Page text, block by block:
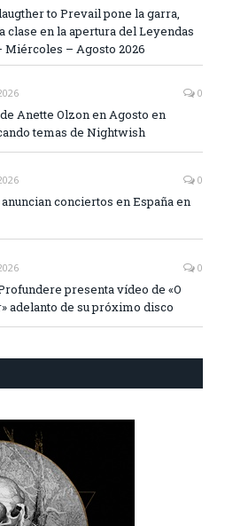
to Prevail pone la garra,
clase en la apertura del Leyendas
Miércoles – Agosto 2026
0
Anette Olzon en Agosto en
temas de Nightwish
0
conciertos en España en
0
presenta vídeo de «O
adelanto de su próximo disco